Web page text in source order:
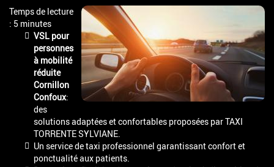
Temps de lecture
: 5 minutes
VSL pour
personnes
à mobilité
réduite
Cornillon
Confoux:
des
solutions adaptées et confortables proposées par TAXI
TORRENTE SYLVIANE.
Un service de taxi professionnel garantissant confort et
ponctualité aux patients.